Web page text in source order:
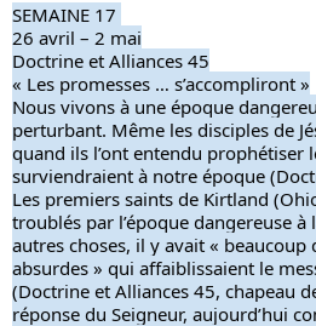
SEMAINE 17
26 avril – 2 mai
Doctrine et Alliances 45
« Les promesses … s’accompliront »
Nous vivons à une époque
perturbant. Même les disciples de
quand ils l’ont entendu prophétiser
surviendraient à notre époque
Les premiers saints de Kirtland
troublés par l’époque dangereuse
autres choses, il y avait « beaucoup
absurdes » qui affaiblissaient le
(Doctrine et Alliances 45, chapeau
réponse du Seigneur, aujourd’hui